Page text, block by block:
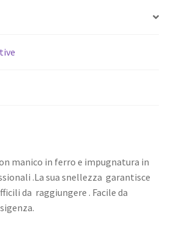
manico in ferro e impugnatura in
.La sua snellezza garantisce
da raggiungere . Facile da